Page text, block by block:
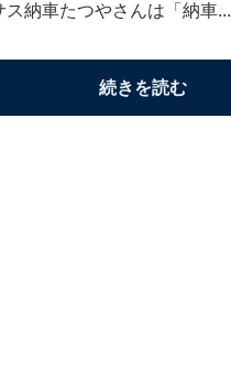
ス納車たつやさんは「納車...
続きを読む